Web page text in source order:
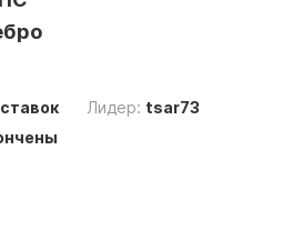
Лидер: tsar73